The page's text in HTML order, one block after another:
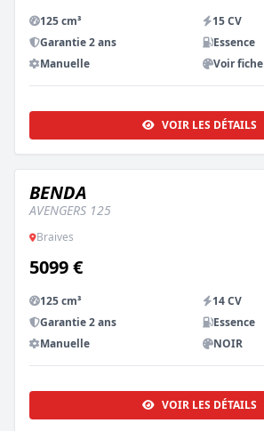
125 cm³
15 CV
Garantie 2 ans
Essence
Manuelle
Voir fiche
VOIR LES DÉTAILS
NEUF
BENDA
AVENGERS 125
Braives
5099 €
125 cm³
14 CV
Garantie 2 ans
Essence
Manuelle
NOIR
VOIR LES DÉTAILS